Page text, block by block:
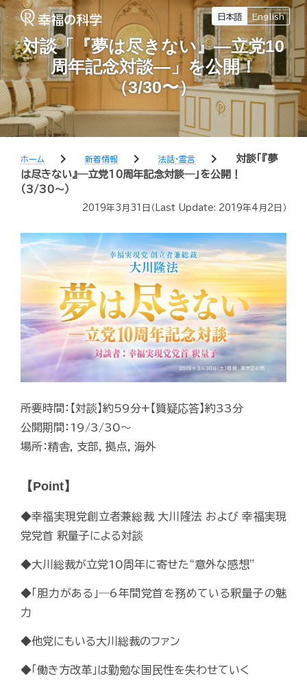
日本語 English
対談「『夢は尽きない』―立党10
周年記念対談―」を公開！
（3/30〜）
ホーム chevron_right 新着情報 chevron_right 法話・霊言 chevron_right
対談「『夢
は尽きない』―立党10周年記念対談―」を公開！
（3/30〜）
2019年3月31日 （Last Update: 2019年4月2日 ）
所要時間：【対談】約59分+【質疑応答】約33分
公開期間：19/3/30～
場所：精舎, 支部, 拠点, 海外
【Point】
◆幸福実現党創立者兼総裁 大川隆法 および 幸福実現
党党首 釈量子による対談
◆大川総裁が立党10周年に寄せた“意外な感想”
◆「胆力がある」―6年間党首を務めている釈量子の魅
力
◆他党にもいる大川総裁のファン
◆「働き方改革」は勤勉な国民性を失わせていく